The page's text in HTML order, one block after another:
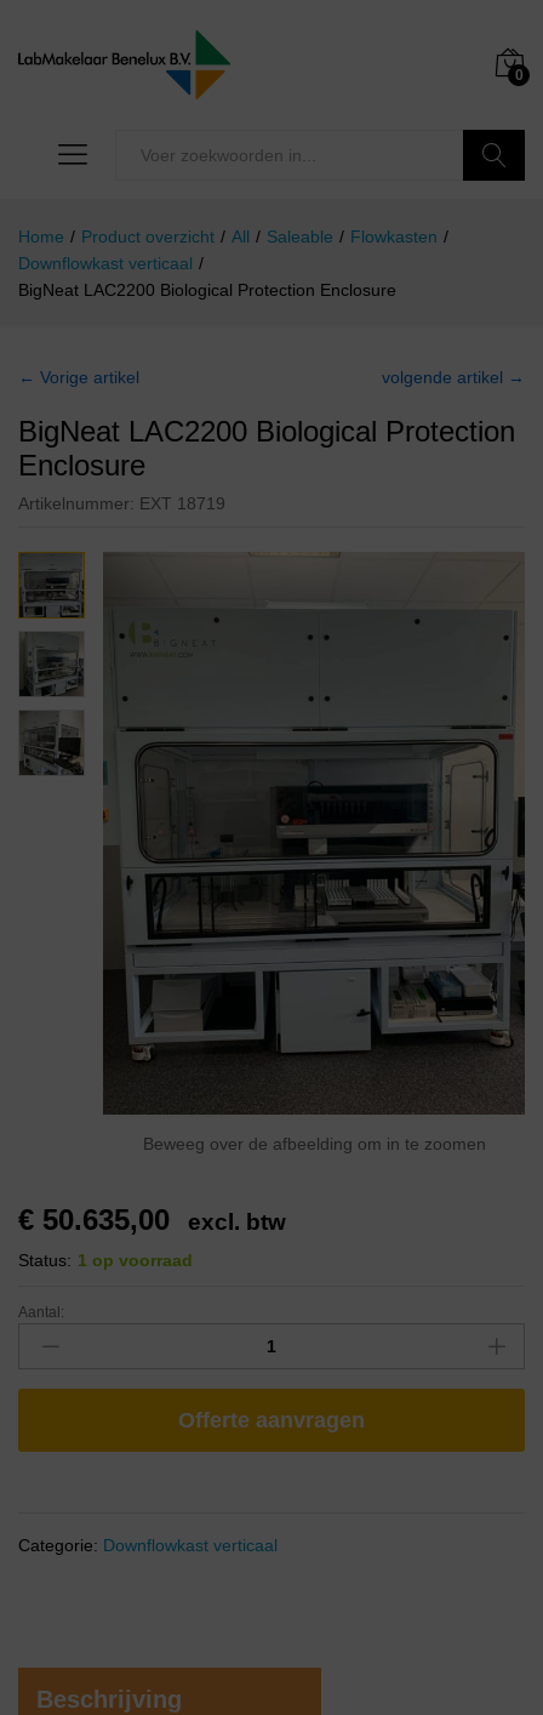
0
Home / Product overzicht / All / Saleable / Flowkasten /
Downflowkast verticaal /
BigNeat LAC2200 Biological Protection Enclosure
← Vorige artikel volgende artikel →
BigNeat LAC2200 Biological Protection
Enclosure
Artikelnummer: EXT 18719
Beweeg over de afbeelding om in te zoomen
€ 50.635,00 excl. btw
Status: 1 op voorraad
Aantal:
Offerte aanvragen
Categorie: Downflowkast verticaal
Beschrijving